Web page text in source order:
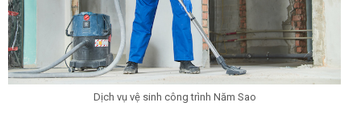
Dịch vụ vệ sinh công trình Năm Sao